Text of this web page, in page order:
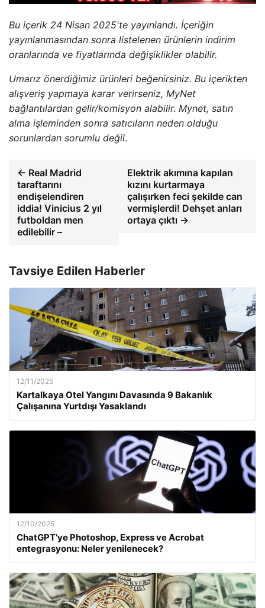
Bu içerik 24 Nisan 2025'te yayınlandı. İçeriğin
yayınlanmasından sonra listelenen ürünlerin indirim
oranlarında ve fiyatlarında değişiklikler olabilir.
Umarız önerdiğimiz ürünleri beğenirsiniz. Bu içerikten
alışveriş yapmaya karar verirseniz, MyNet
bağlantılardan gelir/komisyon alabilir. Mynet, satın
alma işleminden sonra satıcıların neden olduğu
sorunlardan sorumlu değil.
← Real Madrid
taraftarını
endişelendiren
iddia! Vinicius 2 yıl
futboldan men
edilebilir –
Elektrik akımına kapılan
kızını kurtarmaya
çalışırken feci şekilde can
vermişlerdi! Dehşet anları
ortaya çıktı →
Tavsiye Edilen Haberler
12/11/2025
Kartalkaya Otel Yangını Davasında 9 Bakanlık
Çalışanına Yurtdışı Yasaklandı
12/10/2025
ChatGPT’ye Photoshop, Express ve Acrobat
entegrasyonu: Neler yenilenecek?